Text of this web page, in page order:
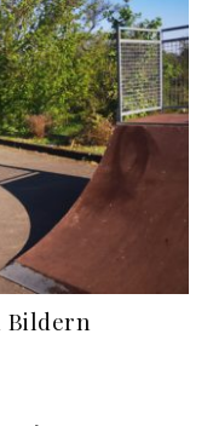
Bildern